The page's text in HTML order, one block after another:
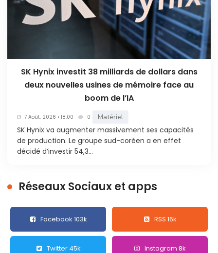
SK Hynix investit 38 milliards de dollars dans
deux nouvelles usines de mémoire face au
boom de l’IA
7 Août. 2026 • 18:00 0 Matériel
SK Hynix va augmenter massivement ses capacités
de production. Le groupe sud-coréen a en effet
décidé d’investir 54,3...
Réseaux Sociaux et apps
Facebook 103k RSS 16k
Twitter 45k Instagram 8k